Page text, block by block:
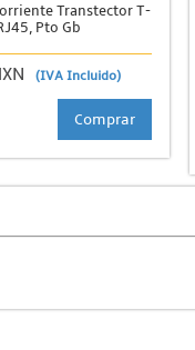
Transtector T-
Pto Gb
(IVA Incluido)
Comprar